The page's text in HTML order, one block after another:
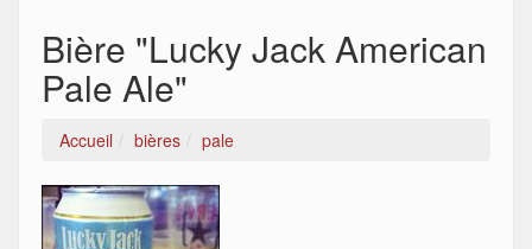
Bière "Lucky Jack American
Pale Ale"
Accueil bières pale